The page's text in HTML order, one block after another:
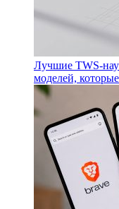
Лучшие TWS-
моделей,